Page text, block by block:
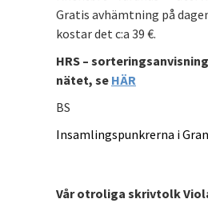
Gratis avhämtning på
kostar det c:a 39 €.
HRS –
nätet, se HÄR
BS
Insamlingspunkrerna i
Vår otroliga skrivtolk